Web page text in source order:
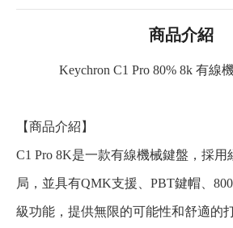
商品介紹
Keychron C1 Pro 80% 8k 有線
【商品介紹】
C1 Pro 8K是一款有線機械鍵盤，採用
局，並具有QMK支援、PBT鍵帽、
級功能，提供無限的可能性和舒適的